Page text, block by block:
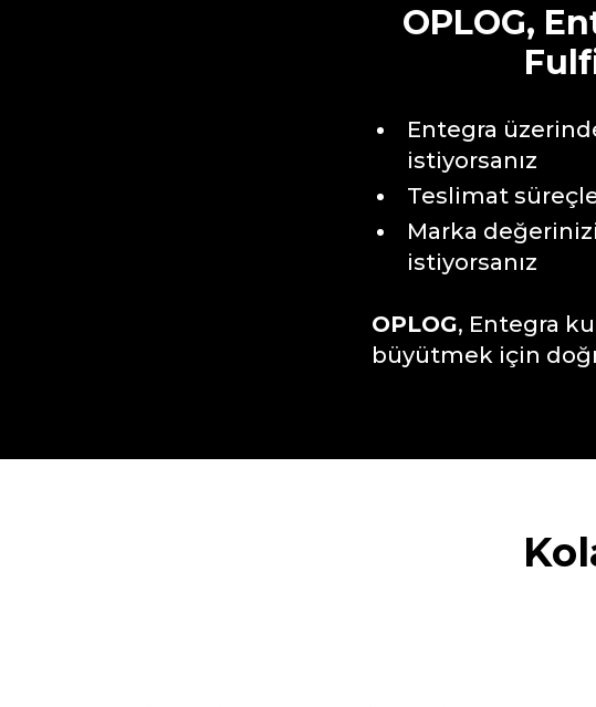
OPLOG,
Entegra
istiyorsanız
Teslimat
Marka
istiyorsanız
OPLOG, Entegra
büyütmek için